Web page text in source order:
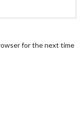
for the next time